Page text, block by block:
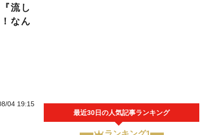
流し
なん
04 19:15
最近30日の人気記事ランキング